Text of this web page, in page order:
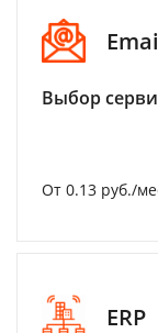
Выбор
От 0.13 руб./
ERP